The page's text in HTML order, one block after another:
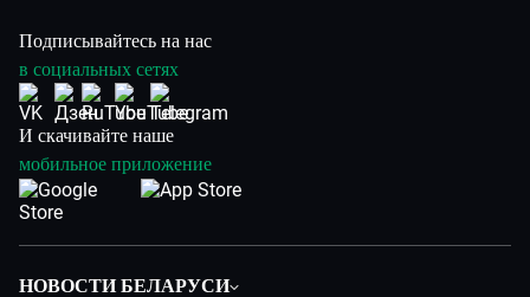
Подписывайтесь на нас
в социальных сетях
И скачивайте наше
мобильное приложение
НОВОСТИ БЕЛАРУСИ